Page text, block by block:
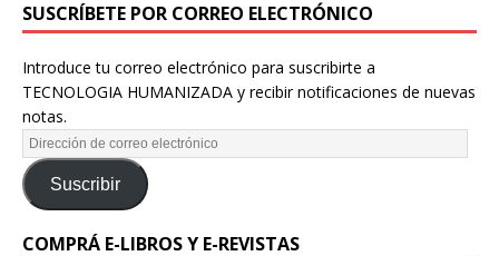
SUSCRÍBETE POR CORREO ELECTRÓNICO
Introduce tu correo electrónico para suscribirte a
TECNOLOGIA HUMANIZADA y recibir notificaciones de nuevas
notas.
Suscribir
COMPRÁ E-LIBROS Y E-REVISTAS